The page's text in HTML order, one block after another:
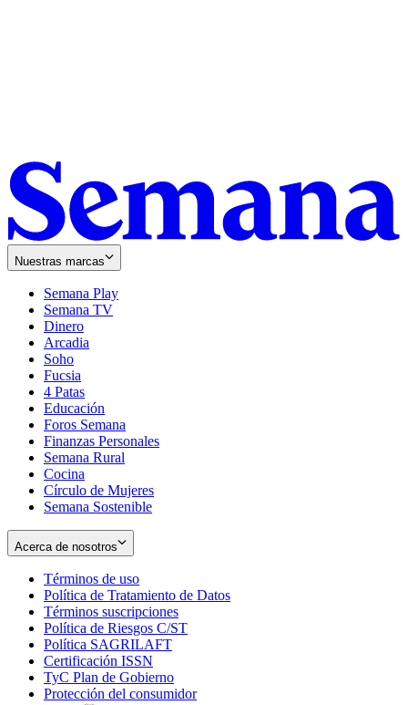
Nuestras marcas
Semana Play
Semana TV
Dinero
Arcadia
Soho
in
new
window
Fucsia
in
new
window
4 Patas
Educación
Foros Semana
Finanzas Personales
Semana Rural
Cocina
Círculo de Mujeres
Semana Sostenible
Acerca de nosotros
Términos de uso
in
new
window
Política de Tratamiento de Datos
Términos suscripciones
in
Política de Riesgos C/ST
Política SAGRILAFT
new
window
Certificación ISSN
in
new
TyC Plan de Gobierno
in
Protección del consumidorOpens